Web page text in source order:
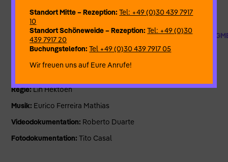
das die Künstlerinnen in den letzten
zwei Jahren erarbeitet haben.
HTTPS://48-STUNDEN-NEUKOELLN.DE/DE/PROGRAMM/
Regie:Lin Hektoen
Musik: Eurico Ferreira Mathias
Videodokumentation: Roberto Duarte
Fotodokumentation:Tito Casal
Standort Mitte – Rezeption:Tel: +49 (0)30 439 7917
10
Standort Schöneweide – Rezeption:Tel: +49 (0)30
439 7917 20
Buchungstelefon:Tel +49 (0)30 439 7917 05
Wir freuen uns auf Eure Anrufe!